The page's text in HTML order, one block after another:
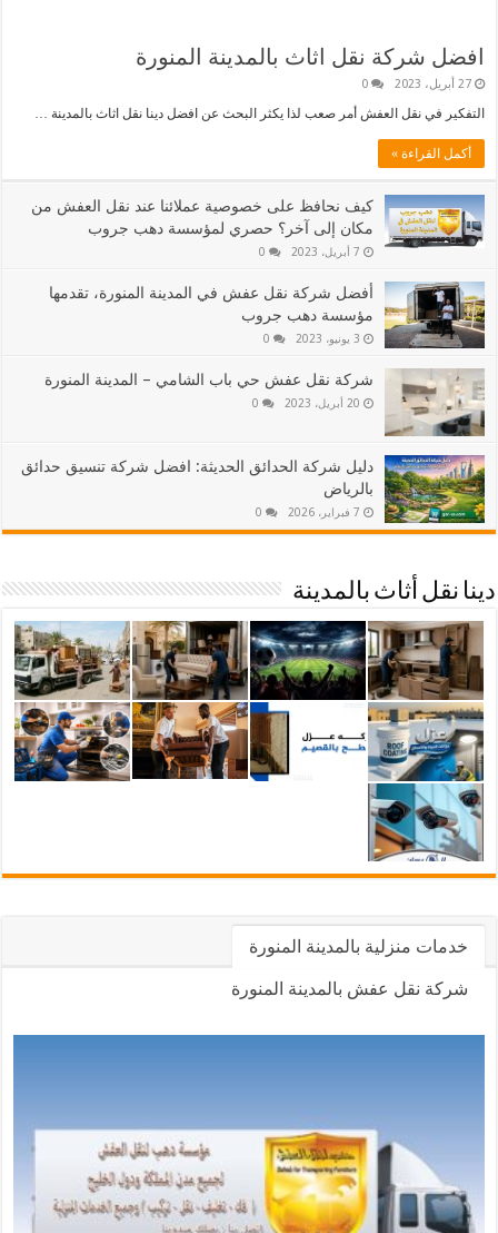
افضل شركة نقل اثاث بالمدينة المنورة
27 أبريل، 2023 0
التفكير في نقل العفش أمر صعب لذا يكثر البحث عن افضل دينا نقل اثاث بالمدينة …
أكمل القراءة »
كيف نحافظ على خصوصية عملائنا عند نقل العفش من
مكان إلى آخر؟ حصري لمؤسسة دهب جروب
7 أبريل، 2023 0
أفضل شركة نقل عفش في المدينة المنورة، تقدمها
مؤسسة دهب جروب
3 يونيو، 2023 0
شركة نقل عفش حي باب الشامي – المدينة المنورة
20 أبريل، 2023 0
دليل شركة الحدائق الحديثة: افضل شركة تنسيق حدائق
بالرياض
7 فبراير، 2026 0
دينا نقل أثاث بالمدينة
خدمات منزلية بالمدينة المنورة
شركة نقل عفش بالمدينة المنورة